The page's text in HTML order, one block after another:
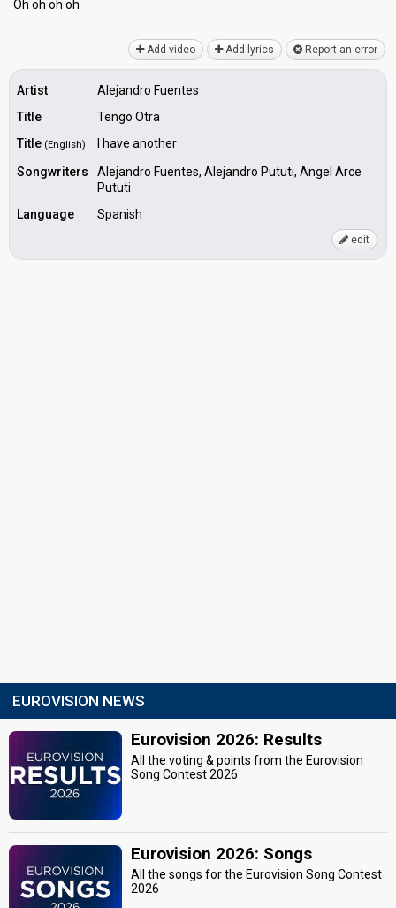
Oh oh oh oh
Add video Add lyrics Report an error
Artist
Alejandro Fuentes
Title
Tengo Otra
Title (English)
I have another
Songwriters
Alejandro Fuentes, Alejandro Pututi, Angel Arce
Pututi
Language
Spanish
edit
EUROVISION NEWS
Eurovision 2026: Results
All the voting & points from the Eurovision
Song Contest 2026
Eurovision 2026: Songs
All the songs for the Eurovision Song Contest
2026